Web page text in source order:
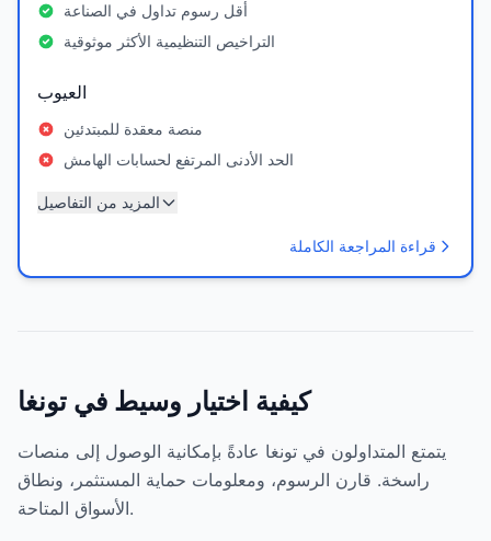
أقل رسوم تداول في الصناعة
التراخيص التنظيمية الأكثر موثوقية
العيوب
منصة معقدة للمبتدئين
الحد الأدنى المرتفع لحسابات الهامش
المزيد من التفاصيل
قراءة المراجعة الكاملة
كيفية اختيار وسيط في تونغا
يتمتع المتداولون في تونغا عادةً بإمكانية الوصول إلى منصات
راسخة. قارن الرسوم، ومعلومات حماية المستثمر، ونطاق
الأسواق المتاحة.